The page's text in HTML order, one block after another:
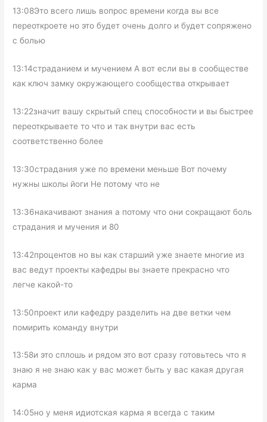
13:08Это всего лишь вопрос времени когда вы все
переоткроете но это будет очень долго и будет сопряжено
с болью
13:14страданием и мучением А вот если вы в сообществе
как ключ замку окружающего сообщества открывает
13:22значит вашу скрытый спец способности и вы быстрее
переоткрываете то что и так внутри вас есть
соответственно более
13:30страдания уже по времени меньше Вот почему
нужны школы йоги Не потому что не
13:36накачивают знания а потому что они сокращают боль
страдания и мучения и 80
13:42процентов но вы как старший уже знаете многие из
вас ведут проекты кафедры вы знаете прекрасно что
легче какой-то
13:50проект или кафедру разделить на две ветки чем
помирить команду внутри
13:58и это сплошь и рядом это вот сразу готовьтесь что я
знаю я не знаю как у вас может быть у вас какая другая
карма
14:05но у меня идиотская карма я всегда с таким